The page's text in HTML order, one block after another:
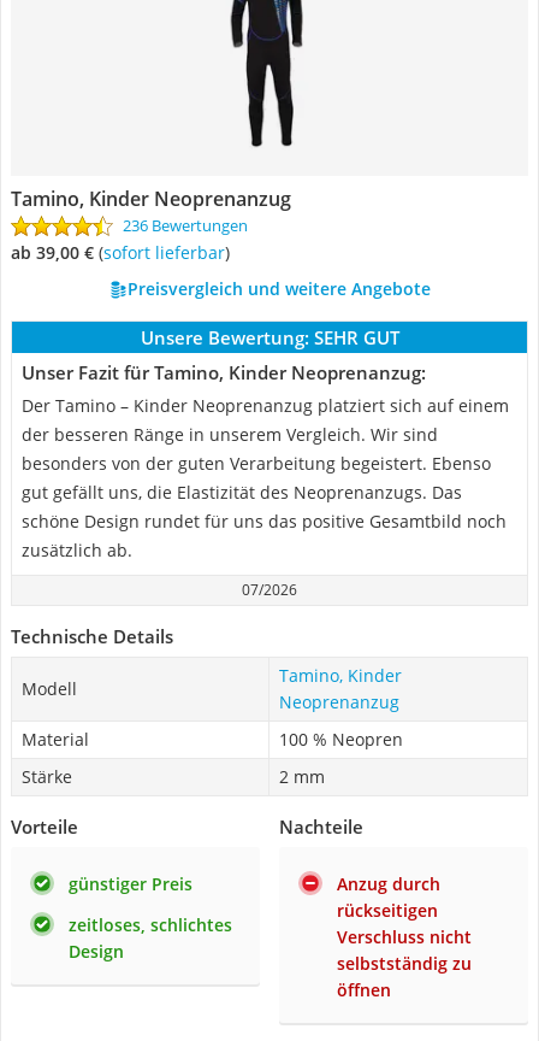
Tamino, Kinder Neoprenanzug
236 Bewertungen
ab 39,00 € ( Sofort lieferbar)
Preisvergleich und weitere Angebote
Unsere Bewertung: SEHR GUT
Unser Fazit für Tamino, Kinder Neoprenanzug:
Der Tamino – Kinder Neoprenanzug platziert sich auf einem
der besseren Ränge in unserem Vergleich. Wir sind
besonders von der guten Verarbeitung begeistert. Ebenso
gut gefällt uns, die Elastizität des Neoprenanzugs. Das
schöne Design rundet für uns das positive Gesamtbild noch
zusätzlich ab.
07/2026
Technische Details
Modell
Tamino, Kinder
Neoprenanzug
Material
100 % Neopren
Stärke
2 mm
Vorteile
günstiger Preis
zeitloses, schlichtes
Design
Nachteile
Anzug durch
rückseitigen
Verschluss nicht
selbstständig zu
öffnen